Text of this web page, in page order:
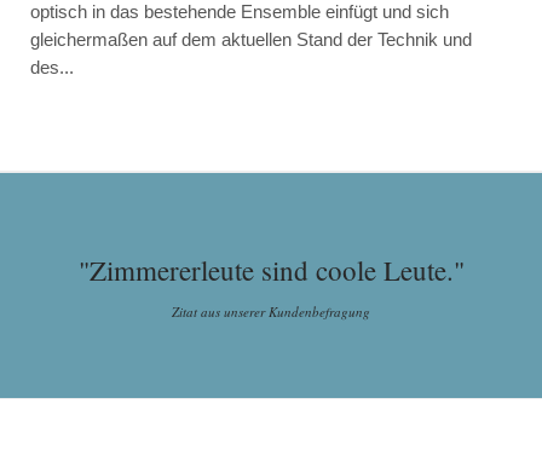
optisch in das bestehende Ensemble einfügt und sich
gleichermaßen auf dem aktuellen Stand der Technik und
des...
"Zimmererleute sind coole Leute."
Zitat aus unserer Kundenbefragung